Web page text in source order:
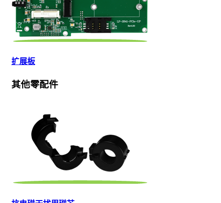
扩展板
其他零配件